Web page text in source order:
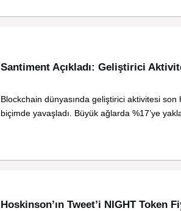
Santiment Açıkladı: Geliştirici
Blockchain dünyasında geliştirici aktivitesi
biçimde yavaşladı. Büyük ağlarda %17’ye
Hoskinson’ın Tweet’i NIGHT Token